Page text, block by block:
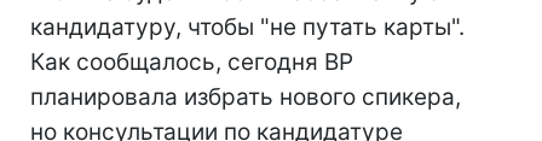
кандидатуру, чтобы "не путать карты".
Как сообщалось, сегодня ВР
планировала избрать нового спикера,
но консультации по кандидатуре